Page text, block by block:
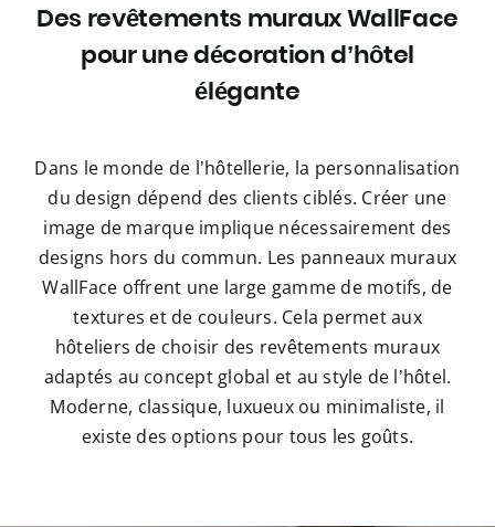
Des revêtements muraux WallFace
pour une décoration d’hôtel
élégante
Dans le monde de l’hôtellerie, la personnalisation
du design dépend des clients ciblés. Créer une
image de marque implique nécessairement des
designs hors du commun. Les panneaux muraux
WallFace offrent une large gamme de motifs, de
textures et de couleurs. Cela permet aux
hôteliers de choisir des revêtements muraux
adaptés au concept global et au style de l’hôtel.
Moderne, classique, luxueux ou minimaliste, il
existe des options pour tous les goûts.